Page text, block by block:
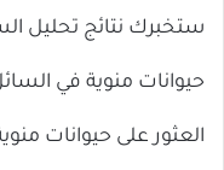
ستخبرك نتائج تحليل
حيوانات منوية في
العثور على حيوانات